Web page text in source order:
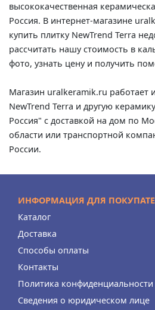
высококачественная
Россия. В интернет-магазине
купить плитку NewTrend Terra
рассчитать нашу стоимость в
фото, узнать цену и получить
Магазин uralkeramik.ru работает
NewTrend Terra и другую
Россия" с доставкой на дом по
области или транспортной
России.
ИНФОРМАЦИЯ ДЛЯ
Каталог
Доставка
Способы оплаты
Контакты
Политика конфиденциальности
Сведения о юридическом лице